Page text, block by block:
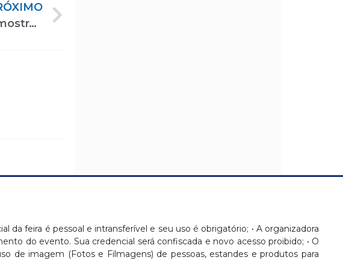
Carnaval 2023: Camisa 12 vai mostrar a luta pela inclusão de pessoas com deficiência
da feira é pessoal e intransferível e seu uso é obrigatório; • A organizadora
do evento. Sua credencial será confiscada e novo acesso proibido; • O
de imagem (Fotos e Filmagens) de pessoas, estandes e produtos para